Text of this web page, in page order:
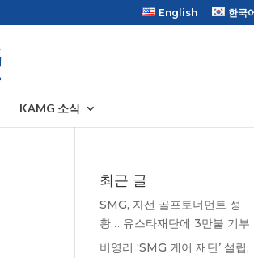
English 한국
KAMG 소식
최근 글
SMG, 자선 골프토너먼트 성
황… 유스타재단에 3만불 기부
비영리 ‘SMG 케어 재단’ 설립,